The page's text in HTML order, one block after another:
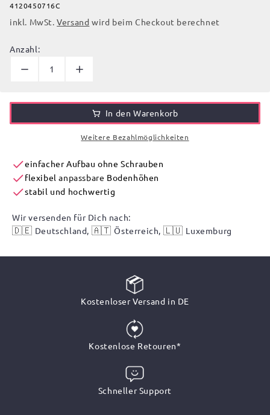
4120450716C
inkl. MwSt.Versand wird beim Checkout berechnet
Anzahl:
In den Warenkorb
Weitere Bezahlmöglichkeiten
einfacher Aufbau ohne Schrauben
flexibelanpassbare Bodenhöhen
stabil und hochwertig
Wir versenden für Dich nach:
🇩🇪 Deutschland, 🇦🇹Österreich, 🇱🇺 Luxemburg
Kostenloser Versand in DE
Kostenlose Retouren*
Schneller Support